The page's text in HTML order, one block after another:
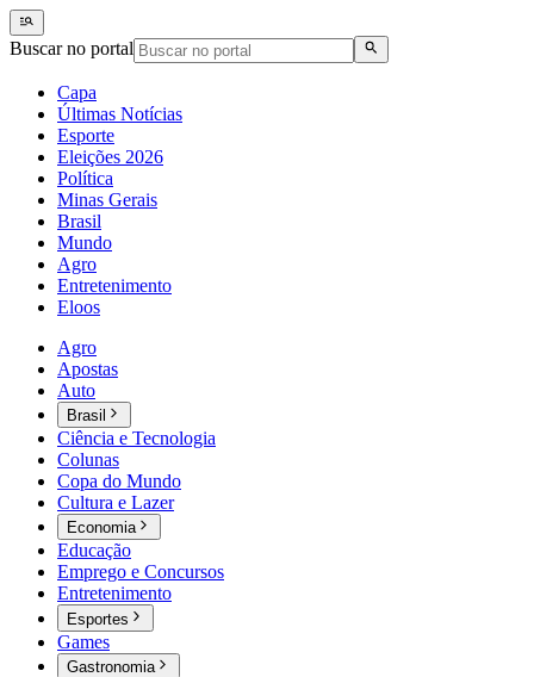
Buscar no portal
Capa
Últimas Notícias
Esporte
Eleições 2026
Política
Minas Gerais
Brasil
Mundo
Agro
Entretenimento
Eloos
Agro
Apostas
Auto
Brasil
Ciência e Tecnologia
Colunas
Copa do Mundo
Cultura e Lazer
Economia
Educação
Emprego e Concursos
Entretenimento
Esportes
Games
Gastronomia